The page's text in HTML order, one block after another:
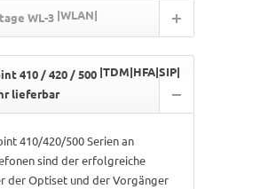
WL-3 |WLAN|
410 / 420 / 500 |TDM|HFA|SIP|
lieferbar
410/420/500 Serien an
sind der erfolgreiche
der Optiset und der Vorgänger